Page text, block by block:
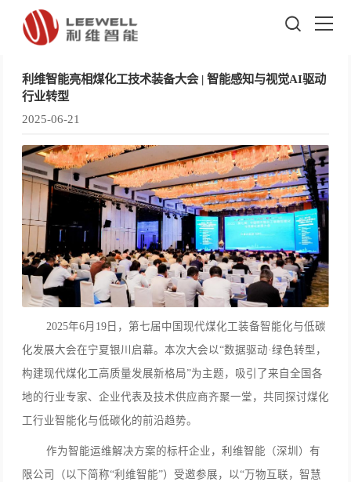
利维智能亮相煤化工技术装备大会 | 智能感知与视觉AI驱动
行业转型
2025-06-21
2025年6月19日，第七届中国现代煤化工装备智能化与低碳
化发展大会在宁夏银川启幕。本次大会以“数据驱动·绿色转型，
构建现代煤化工高质量发展新格局”为主题，吸引了来自全国各
地的行业专家、企业代表及技术供应商齐聚一堂，共同探讨煤化
工行业智能化与低碳化的前沿趋势。
作为智能运维解决方案的标杆企业，利维智能（深圳）有
限公司（以下简称“利维智能”）受邀参展，以“万物互联，智慧